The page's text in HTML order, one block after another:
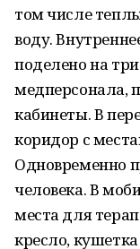
том числе
воду.
поделено на
медперсонала,
кабинеты. В
коридор с
Одновременно
человека. В
места для
кресло,